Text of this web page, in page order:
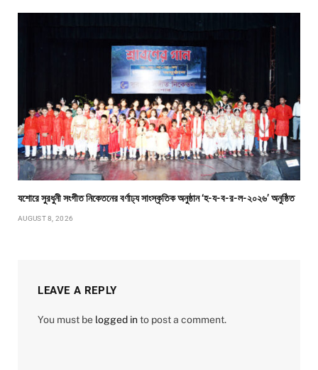
যশোরে সুরধুনী সংগীত নিকেতনের বর্ণাঢ্য সাংস্কৃতিক অনুষ্ঠান ‘হ-য-ব-র-ল-২০২৬’ অনুষ্ঠিত
AUGUST 8, 2026
LEAVE A REPLY
You must be logged into post a comment.